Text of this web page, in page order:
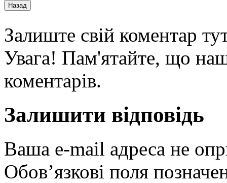
Залиште свій коментар
Увага! Пам'ятайте, що
коментарів.
Залишити відповідь
Ваша e-mail адреса не
Обов’язкові поля